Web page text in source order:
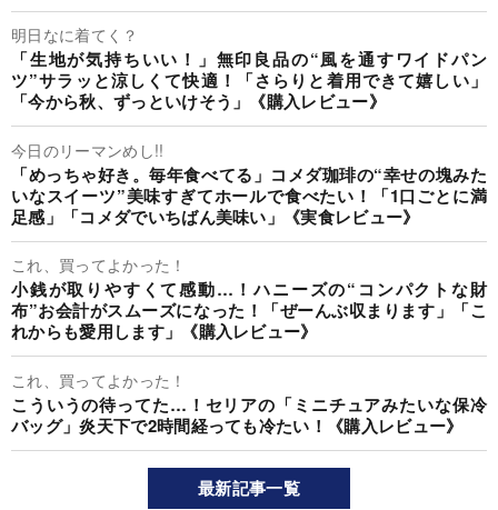
明日なに着てく？
「生地が気持ちいい！」無印良品の“風を通すワイドパン
ツ”サラッと涼しくて快適！「さらりと着用できて嬉しい」
「今から秋、ずっといけそう」《購入レビュー》
今日のリーマンめし!!
「めっちゃ好き。毎年食べてる」コメダ珈琲の“幸せの塊みた
いなスイーツ”美味すぎてホールで食べたい！「1口ごとに満
足感」「コメダでいちばん美味い」《実食レビュー》
これ、買ってよかった！
小銭が取りやすくて感動…！ハニーズの“コンパクトな財
布”お会計がスムーズになった！「ぜーんぶ収まります」「こ
れからも愛用します」《購入レビュー》
これ、買ってよかった！
こういうの待ってた…！セリアの「ミニチュアみたいな保冷
バッグ」炎天下で2時間経っても冷たい！《購入レビュー》
最新記事一覧